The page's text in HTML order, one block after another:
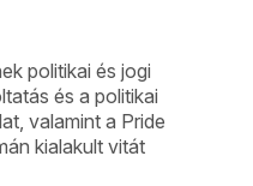
politikai és jogi
és a politikai
valamint a Pride
kialakult vitát